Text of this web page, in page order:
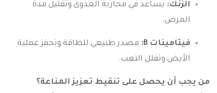
الزنك: يساعد في محاربة العدوى وتقليل مدة
المرض.
فيتامينات B:
مصدر طبيعي للطاقة وتحفز عملية
الأيض وتقلل التعب.
من يجب أن يحصل على تنقيط تعزيز المناعة؟